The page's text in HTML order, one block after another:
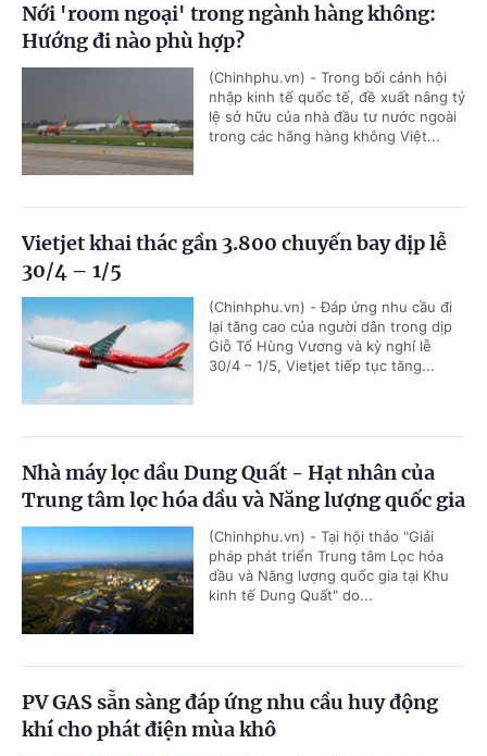
Nới 'room ngoại' trong ngành hàng không:
Hướng đi nào phù hợp?
(Chinhphu.vn) - Trong bối cảnh hội
nhập kinh tế quốc tế, đề xuất nâng tỷ
lệ sở hữu của nhà đầu tư nước ngoài
trong các hãng hàng không Việt...
Vietjet khai thác gần 3.800 chuyến bay dịp lễ
30/4 – 1/5
(Chinhphu.vn) - Đáp ứng nhu cầu đi
lại tăng cao của người dân trong dịp
Giỗ Tổ Hùng Vương và kỳ nghỉ lễ
30/4 – 1/5, Vietjet tiếp tục tăng...
Nhà máy lọc dầu Dung Quất - Hạt nhân của
Trung tâm lọc hóa dầu và Năng lượng quốc gia
(Chinhphu.vn) - Tại hội thảo "Giải
pháp phát triển Trung tâm Lọc hóa
dầu và Năng lượng quốc gia tại Khu
kinh tế Dung Quất" do...
PV GAS sẵn sàng đáp ứng nhu cầu huy động
khí cho phát điện mùa khô